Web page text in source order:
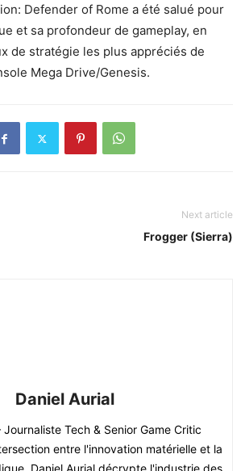
Defender of Rome a été salué pour
et sa profondeur de gameplay, en
de stratégie les plus appréciés de
Mega Drive/Genesis.
Next article
Frogger (Sierra)
Daniel Aurial
Journaliste Tech & Senior Game Critic
entre l'innovation matérielle et la